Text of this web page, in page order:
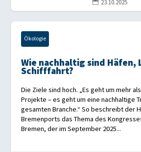
 23.10.2025
Ökologie
Wie nachhaltig sind Häfen,
Schifffahrt?
Die Ziele sind hoch. „Es geht um mehr
Projekte – es geht um eine nachhaltige
gesamten Branche.“ So beschreibt der
Bremenports das Thema des
Bremen, der im September 2025...